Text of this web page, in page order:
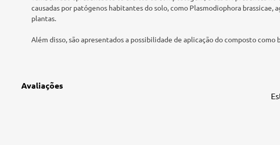
causadas por patógenos habitantes do solo, como Plasmodiophora
plantas.
Além disso, são apresentados a possibilidade de aplicação do composto
Avaliações